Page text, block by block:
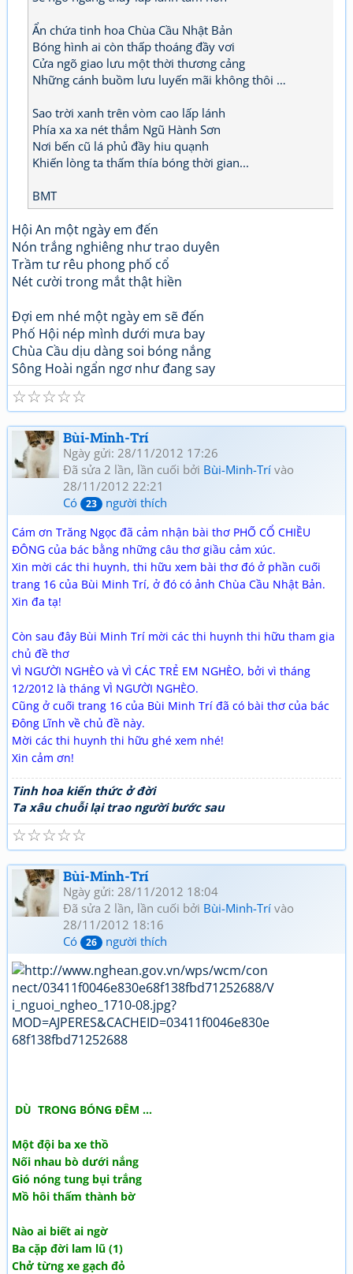
Ẩn chứa tinh hoa Chùa Cầu Nhật Bản
Bóng hình ai còn thấp thoáng đầy vơi
Cửa ngõ giao lưu một thời thương cảng
Những cánh buồm lưu luyến mãi không thôi …
Sao trời xanh trên vòm cao lấp lánh
Phía xa xa nét thắm Ngũ Hành Sơn
Nơi bến cũ lá phủ đầy hiu quạnh
Khiến lòng ta thấm thía bóng thời gian...
BMT
Hội An một ngày em đến
Nón trắng nghiêng như trao duyên
Trầm tư rêu phong phố cổ
Nét cười trong mắt thật hiền
Đợi em nhé một ngày em sẽ đến
Phố Hội nép mình dưới mưa bay
Chùa Cầu dịu dàng soi bóng nắng
Sông Hoài ngẩn ngơ như đang say
☆
☆
☆
☆
☆
Bùi-Minh-Trí
Ngày gửi: 28/11/2012 17:26
Đã sửa 2 lần, lần cuối bởi Bùi-Minh-Trí vào
28/11/2012 22:21
Có
23 người thích
Cám ơn Trăng Ngọc đã cảm nhận bài thơ PHỐ CỔ CHIỀU
ĐÔNG của bác bằng những câu thơ giầu cảm xúc.
Xin mời các thi huynh, thi hữu xem bài thơ đó ở phần cuối
trang 16 của Bùi Minh Trí, ở đó có ảnh Chùa Cầu Nhật Bản.
Xin đa tạ!
Còn sau đây Bùi Minh Trí mời các thi huynh thi hữu tham gia
chủ đề thơ
VÌ NGƯỜI NGHÈO và VÌ CÁC TRẺ EM NGHÈO, bởi vì tháng
12/2012 là tháng VÌ NGƯỜI NGHÈO.
Cũng ở cuối trang 16 của Bùi Minh Trí đã có bài thơ của bác
Đông Lĩnh về chủ đề này.
Mời các thi huynh thi hữu ghé xem nhé!
Xin cảm ơn!
Tinh hoa kiến thức ở đời
Ta xâu chuỗi lại trao người bước sau
☆
☆
☆
☆
☆
Bùi-Minh-Trí
Ngày gửi: 28/11/2012 18:04
Đã sửa 2 lần, lần cuối bởi Bùi-Minh-Trí vào
28/11/2012 18:16
Có
26 người thích
DÙ TRONG BÓNG ĐÊM ...
Một đội ba xe thồ
Nối nhau bò dưới nắng
Gió nóng tung bụi trắng
Mồ hôi thấm thành bờ
Nào ai biết ai ngờ
Ba cặp đời lam lũ (1)
Chở từng xe gạch đỏ